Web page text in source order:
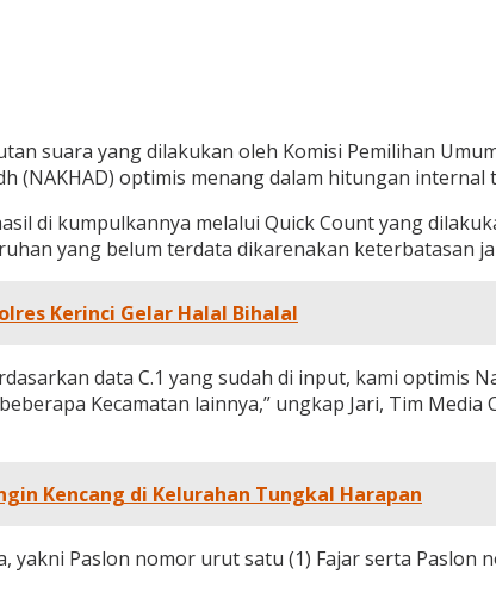
suara yang dilakukan oleh Komisi Pemilihan
(NAKHAD) optimis menang dalam hitungan
di kumpulkannya melalui Quick Count yang
yang belum terdata dikarenakan keterbatasan
Kerinci Gelar Halal Bihalal
data C.1 yang sudah di input, kami optimis
Kecamatan lainnya,” ungkap Jari, Tim
Kencang di Kelurahan Tungkal Harapan
yakni Paslon nomor urut satu (1) Fajar serta